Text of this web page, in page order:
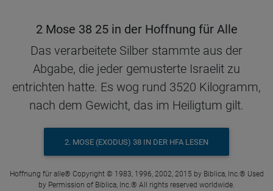
2 Mose 38 25 in der Hoffnung für Alle
Das verarbeitete Silber stammte aus der
Abgabe, die jeder gemusterte Israelit zu
entrichten hatte. Es wog rund 3520 Kilogramm,
nach dem Gewicht, das im Heiligtum gilt.
2. MOSE (EXODUS) 38 IN DER HFA LESEN
Hoffnung für alle® Copyright © 1983, 1996, 2002, 2015 by Biblica, Inc.® Used
by Permission of Biblica, Inc.® All rights reserved worldwide.